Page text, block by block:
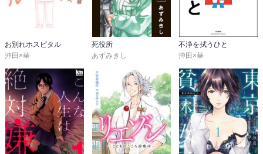
お別れホスピタル
沖田×華
死役所
あずみきし
不浄を拭うひと
沖田×華